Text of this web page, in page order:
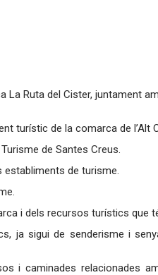
Ruta del Cister, juntament
turístic de la comarca de l’Alt
de Santes Creus.
de turisme.
i dels recursos turístics que
ja sigui de senderisme i
i caminades relacionades